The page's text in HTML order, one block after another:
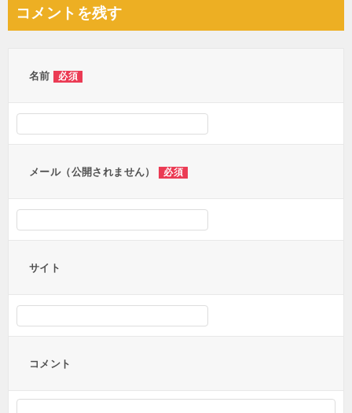
ビ
コメントを残す
名前 必須
メール（公開されません） 必須
サイト
コメント